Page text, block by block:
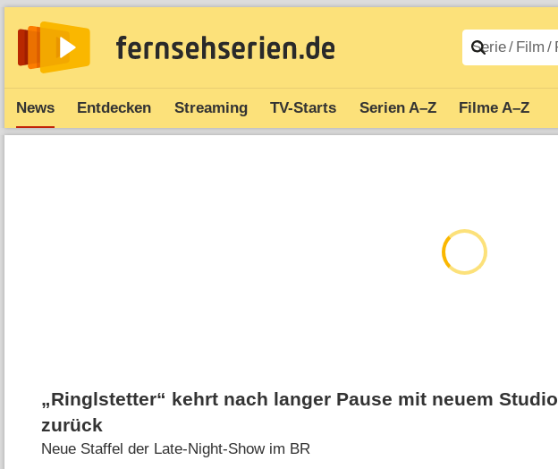
News Entdecken Streaming TV-Starts Serien A–Z Filme A–Z
„Ringlstetter“ kehrt nach langer Pause mit neuem Studio
zurück
Neue Staffel der Late-Night-Show im BR